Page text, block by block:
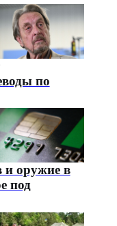
по
и оружие в
под